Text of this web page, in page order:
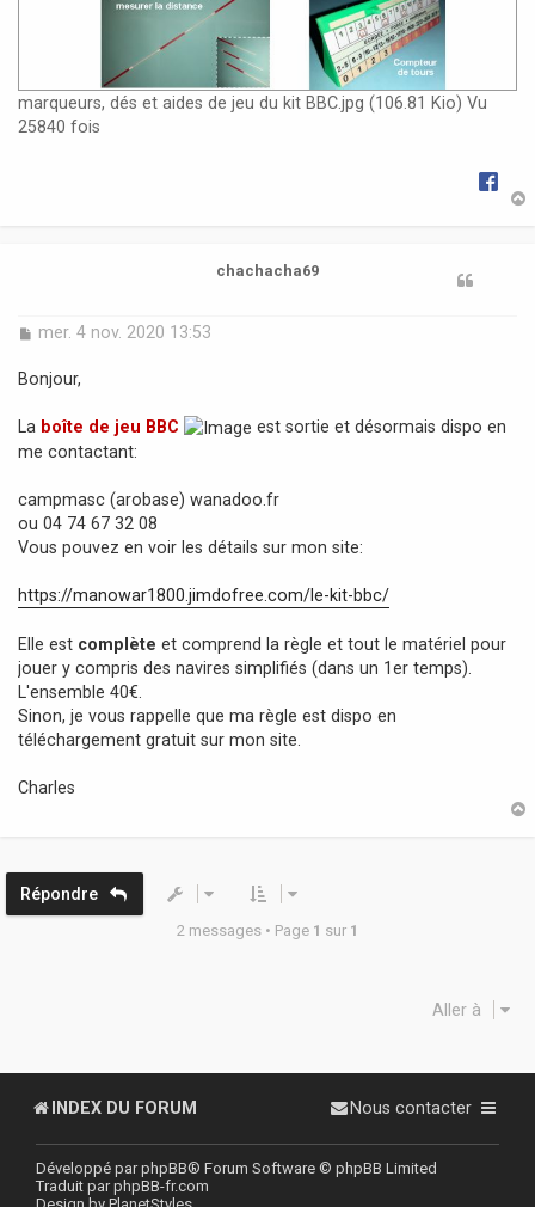
marqueurs, dés et aides de jeu du kit BBC.jpg (106.81 Kio) Vu
25840 fois
chachacha69
M
s
g
e
mer. 4 nov. 2020 13:53
Bonjour,
La boîte de jeu BBC
est sortie et désormais dispo en
me contactant:
campmasc (arobase) wanadoo.fr
ou 04 74 67 32 08
Vous pouvez en voir les détails sur mon site:
https://manowar1800.jimdofree.com/le-kit-bbc/
Elle est complète et comprend la règle et tout le matériel pour
jouer y compris des navires simplifiés (dans un 1er temps).
L'ensemble 40€.
Sinon, je vous rappelle que ma règle est dispo en
téléchargement gratuit sur mon site.
Charles
Répondre
2 messages • Page 1 sur 1
Aller à
INDEX DU FORUM Nous contacter
Développé parphpBB® Forum Software © phpBB Limited
Traduit parphpBB-fr.com